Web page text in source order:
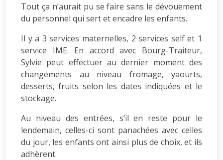
Tout ça n’aurait pu se faire sans le dévouement
du personnel qui sert et encadre les enfants.
Il y a 3 services maternelles, 2 services self et 1
service IME. En accord avec Bourg-Traiteur,
Sylvie peut effectuer au dernier moment des
changements au niveau fromage, yaourts,
desserts, fruits selon les dates indiquées et le
stockage.
Au niveau des entrées, s’il en reste pour le
lendemain, celles-ci sont panachées avec celles
du jour, les enfants ont ainsi plus de choix, et ils
adhèrent.